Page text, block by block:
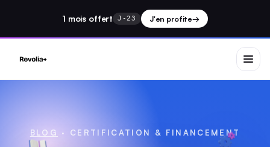
1 mois offert J-23 J'en profite→
BLOG · CERTIFICATION & FINANCEMENT